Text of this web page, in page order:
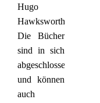
Hugo
Hawksworth.
Die Bücher
sind in sich
abgeschlossen
und können
auch